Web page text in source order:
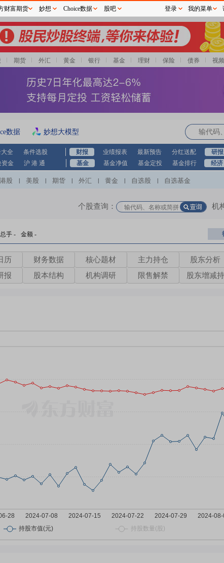
期货 外汇 黄金 银行 基金 理财 保险 债券 视频
数据 妙想大模型
全 条件选股 财报 业绩报表 最新预告 分红送配 研报
资金 沪 港 通 基金 基金净值 基金定投 基金排行 经济
港股 美股 期货 外汇 黄金 自选股 自选基金
个股查询： 机
总手 - 金额 -
历 财务数据 核心题材 主力持仓 股东分析
报 股本结构 机构调研 限售解禁 股东增减持
财富期货 妙想 Choice数据 股吧 登录 我的菜单